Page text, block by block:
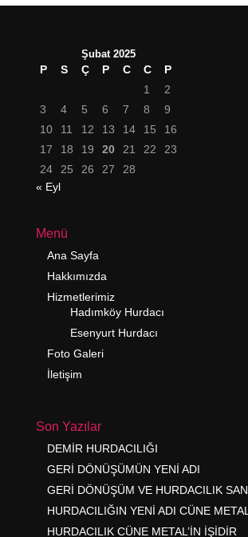
Şubat 2025
P S Ç P C C
P
1
2
3
4 5 6 7 8
9
10
11 12 13 14 15
16
17
18 19 20 21 22
23
24
25 26 27
28
« Eyl
Menü
Ana Sayfa
Hakkımızda
Hizmetlerimiz
Hadımköy Hurdacı
Esenyurt Hurdacı
Foto Galeri
İletişim
Son Yazılar
DEMİR HURDACILIĞI
GERİ DÖNÜŞÜMÜN YENİ ADI
GERİ DÖNÜŞÜM VE HURDACILIK SAN.
HURDACILIĞIN YENİ ADI CÜNE METAL
HURDACILIK CÜNE METAL’İN İŞİDİR